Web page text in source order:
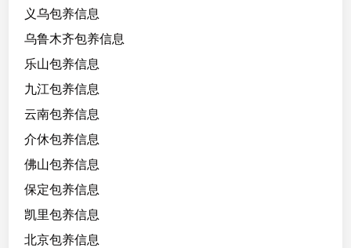
义乌包养信息
乌鲁木齐包养信息
乐山包养信息
九江包养信息
云南包养信息
介休包养信息
佛山包养信息
保定包养信息
凯里包养信息
北京包养信息